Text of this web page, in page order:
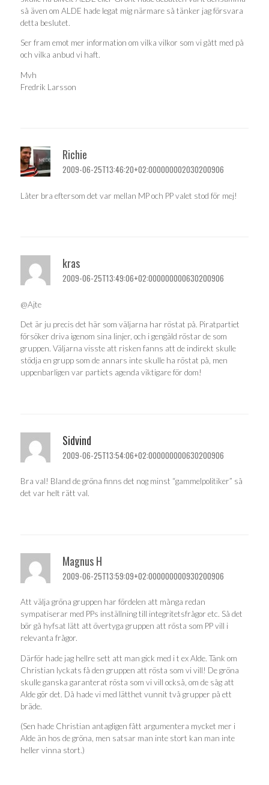
så även om ALDE hade legat mig närmare så tänker jag försvara
detta beslutet.
Ser fram emot mer information om vilka vilkor som vi gått med på
och vilka anbud vi haft.
Mvh
Fredrik Larsson
Richie
2009-06-25T13:46:20+02:000000002030200906
Låter bra eftersom det var mellan MP och PP valet stod för mej!
kras
2009-06-25T13:49:06+02:000000000630200906
@Ajte
Det är ju precis det här som väljarna har röstat på. Piratpartiet
försöker driva igenom sina linjer, och i gengäld röstar de som
gruppen. Väljarna visste att risken fanns att de indirekt skulle
stödja en grupp som de annars inte skulle ha röstat på, men
uppenbarligen var partiets agenda viktigare för dom!
Sidvind
2009-06-25T13:54:06+02:000000000630200906
Bra val! Bland de gröna finns det nog minst “gammelpolitiker” så
det var helt rätt val.
Magnus H
2009-06-25T13:59:09+02:000000000930200906
Att välja gröna gruppen har fördelen att många redan
sympatiserar med PPs inställning till integritetsfrågor etc. Så det
bör gå hyfsat lätt att övertyga gruppen att rösta som PP vill i
relevanta frågor.
Därför hade jag hellre sett att man gick med i t ex Alde. Tänk om
Christian lyckats få den gruppen att rösta som vi vill! De gröna
skulle ganska garanterat rösta som vi vill också, om de såg att
Alde gör det. Då hade vi med lätthet vunnit två grupper på ett
bräde.
(Sen hade Christian antagligen fått argumentera mycket mer i
Alde än hos de gröna, men satsar man inte stort kan man inte
heller vinna stort.)